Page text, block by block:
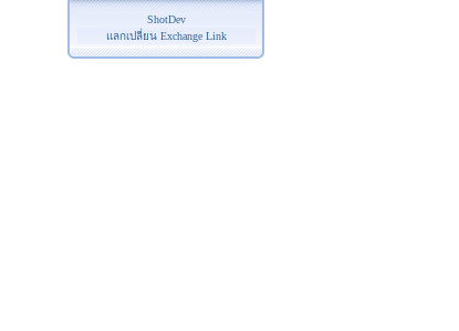
ShotDev
แลกเปลี่ยน Exchange Link